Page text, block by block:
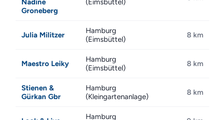
Nadine
Groneberg
(Eimsbüttel)
Julia Militzer
Hamburg
(Eimsbüttel)
8 km
Maestro Leiky
Hamburg
(Eimsbüttel)
8 km
Stienen &
Gürkan Gbr
Hamburg
(Kleingartenanlage)
8 km
Hamburg